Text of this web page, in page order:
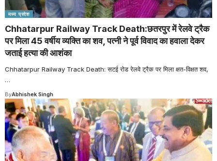
मध्य प्रदेश
Chhatarpur Railway Track Death:छतरपुर में रेलवे ट्रैक
पर मिला 45 वर्षीय व्यक्ति का शव, पत्नी ने पूर्व विवाद का हवाला देकर
जताई हत्या की आशंका
Chhatarpur Railway Track Death: सटई रोड रेलवे ट्रैक पर मिला क्षत-विक्षत शव,
…
ByAbhishek Singh